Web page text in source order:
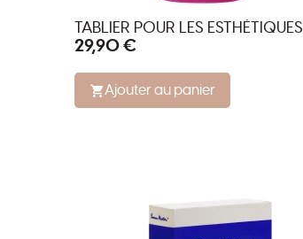
TABLIER POUR LES ESTHÉTIQUES
29,90 €
Ajouter au panier